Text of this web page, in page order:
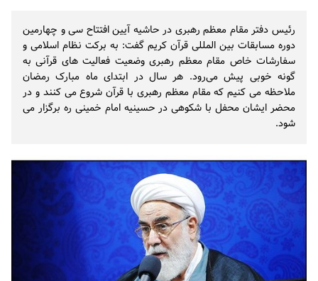
رئیس دفتر مقام معظم رهبری در حاشیه آیین افتتاح سی و چهارمین
دوره مسابقات بین المللی قرآن کریم گفت: به برکت نظام اسلامی و
سفارشات خاص مقام معظم رهبری وضعیت فعالیت های قرآنی به
گونه خوبی پیش می‌رود. هر سال در ابتدای ماه مبارک رمضان
ملاحظه می کنیم که مقام معظم رهبری با قرآن شروع می کنند و در
محضر ایشان محفل با شکوهی در حسینیه امام خمینی ره برگزار می
شود.